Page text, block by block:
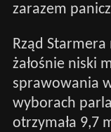
zarazem
Rząd
żałośnie niski
sprawowania
wyborach
otrzymała 9,7